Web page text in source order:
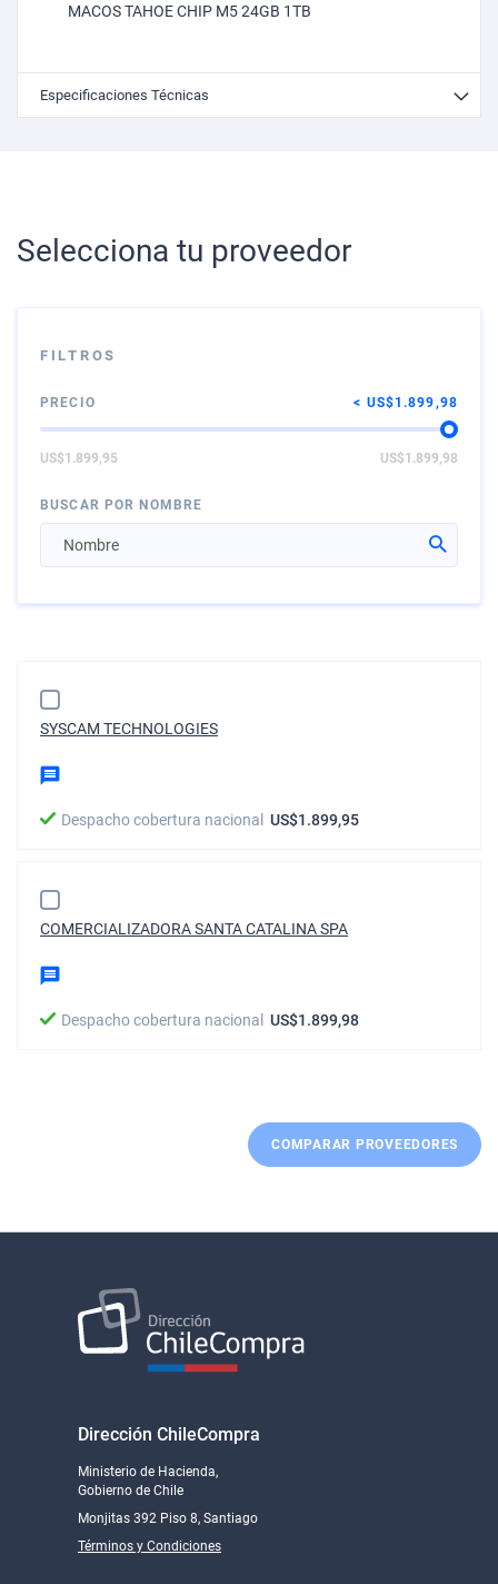
MACOS TAHOE CHIP M5 24GB 1TB
Especificaciones Técnicas
Selecciona tu proveedor
FILTROS
PRECIO US$1.899,98
US$1.899,95 US$1.899,98
BUSCAR POR NOMBRE
SYSCAM TECHNOLOGIES
Despacho cobertura nacional US$1.899,95
COMERCIALIZADORA SANTA CATALINA SPA
Despacho cobertura nacional US$1.899,98
COMPARAR PROVEEDORES
Dirección ChileCompra
Ministerio de Hacienda,
Gobierno de Chile
Monjitas 392 Piso 8, Santiago
Términos y Condiciones